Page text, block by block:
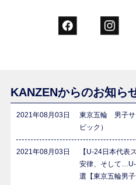
KANZENからのお知ら
2021年08月03日
東京五輪 男子サ
ピック）
2021年08月03日
【U-24日本代表
安律、そして
選【東京五輪男子